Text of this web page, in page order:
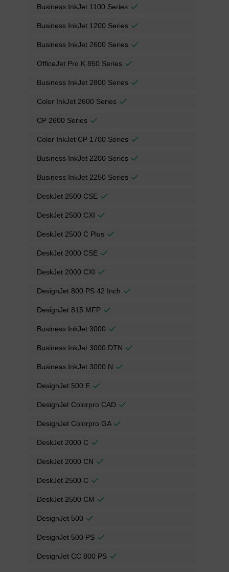
Business InkJet 1100 Series
Business InkJet 1200 Series
Business InkJet 2600 Series
OfficeJet Pro K 850 Series
Business InkJet 2800 Series
Color InkJet 2600 Series
CP 2600 Series
Color InkJet CP 1700 Series
Business InkJet 2200 Series
Business InkJet 2250 Series
DeskJet 2500 CSE
DeskJet 2500 CXI
DeskJet 2500 C Plus
DeskJet 2000 CSE
DeskJet 2000 CXI
DesignJet 800 PS 42 Inch
DesignJet 815 MFP
Business InkJet 3000
Business InkJet 3000 DTN
Business InkJet 3000 N
DesignJet 500 E
DesignJet Colorpro CAD
DesignJet Colorpro GA
DeskJet 2000 C
DeskJet 2000 CN
DeskJet 2500 C
DeskJet 2500 CM
DesignJet 500
DesignJet 500 PS
DesignJet CC 800 PS